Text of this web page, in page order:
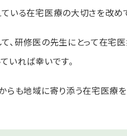
いる在宅医療の大切さを改め
、研修医の先生にとって在宅
いれば幸いです。
らも地域に寄り添う在宅医療